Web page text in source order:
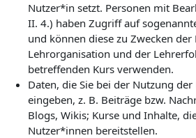
Nutzer*in setzt. Personen mit
II. 4.) haben Zugriff auf
und können diese zu Zwecken
Lehrorganisation und der
betreffenden Kurs verwenden.
Daten, die Sie bei der Nutzung
eingeben, z. B. Beiträge bzw.
Blogs, Wikis; Kurse und Inhalte,
Nutzer*innen bereitstellen.